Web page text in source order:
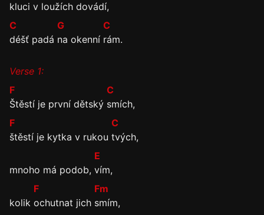
kluci v loužích dovádí,
C
déšť padá
G
na okenní
C
rám.
Verse 1:
F
Štěstí je první dětský
C
smích,
F
štěstí je kytka v rukou
C
tvých,
mnoho má podob,
E
vím,
kolik
F
ochutnat jich
Fm
smím,